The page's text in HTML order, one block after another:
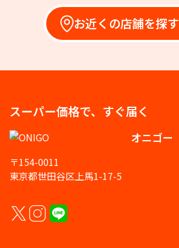
お近くの店舗を探す
スーパー価格で、すぐ届く
オニゴー
〒154-0011
東京都世田谷区上馬1-17-5